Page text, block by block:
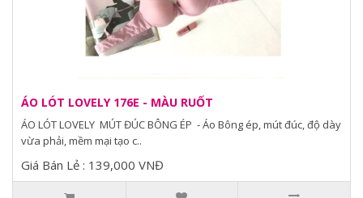
ÁO LÓT LOVELY 176E - MÀU RUỐT
ÁO LÓT LOVELY MÚT ĐÚC BÔNG ÉP - Áo Bông ép, mút đúc, độ dày
vừa phải, mềm mại tạo c..
Giá Bán Lẻ : 139,000 VNĐ